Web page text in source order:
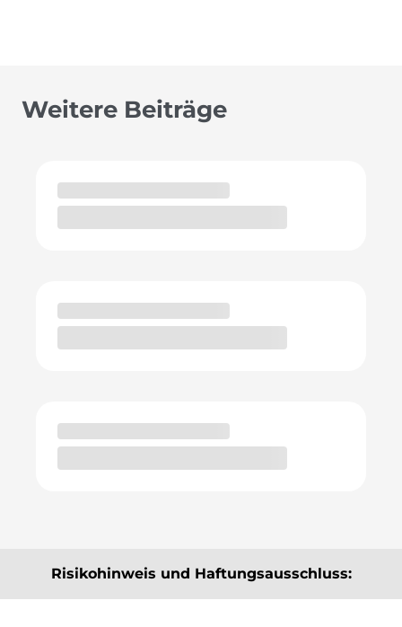
Weitere Beiträge
Risikohinweis und Haftungsausschluss: